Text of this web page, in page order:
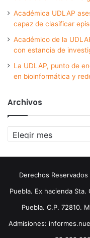
Académica UDLAP
capaz de clasificar
Académico de la
con estancia de
La UDLAP, punto de
en bioinformática y
Archivos
Archivos
Derechos
Puebla. Ex hacienda
Puebla. C.P. 72810.
Admisiones: